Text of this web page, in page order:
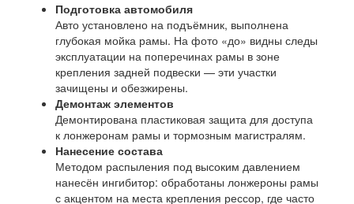
Подготовка автомобиля
Авто установлено на подъёмник, выполнена
глубокая мойка рамы. На фото «до» видны следы
эксплуатации на поперечинах рамы в зоне
крепления задней подвески — эти участки
зачищены и обезжирены.
Демонтаж элементов
Демонтирована пластиковая защита для доступа
к лонжеронам рамы и тормозным магистралям.
Нанесение состава
Методом распыления под высоким давлением
нанесён ингибитор: обработаны лонжероны рамы
с акцентом на места крепления рессор, где часто